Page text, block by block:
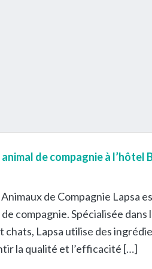
de compagnie à l’hôtel
de Compagnie Lapsa
compagnie. Spécialisée
Lapsa utilise des
la qualité et l’efficacité […]